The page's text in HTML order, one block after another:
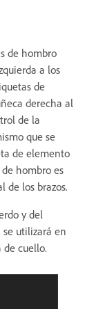
de hombro
a los
de
derecha al
de la
que se
de elemento
hombro es
de los brazos.
y del
utilizará en
cuello.